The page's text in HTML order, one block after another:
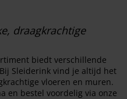
draagkrachtige
biedt verschillende
Sleiderink vind je altijd het
vloeren en muren.
en bestel voordelig via onze